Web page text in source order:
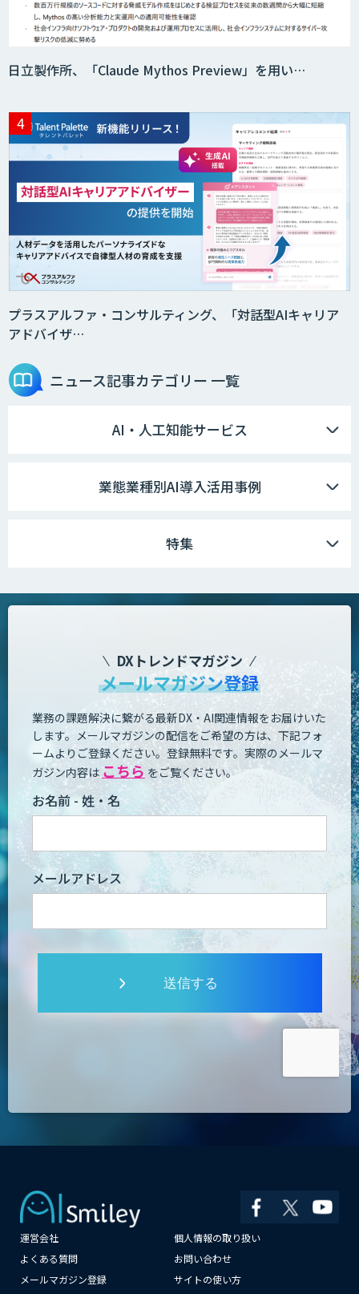
日立製作所、「Claude Mythos Preview」を用い…
プラスアルファ・コンサルティング、「対話型AIキャリア
アドバイザ…
ニュース記事カテゴリー 一覧
AI・人工知能サービス
業態業種別AI導入活用事例
特集
DXトレンドマガジン
メールマガジン登録
業務の課題解決に繋がる最新DX・AI関連情報をお届けいた
します。 メールマガジンの配信をご希望の方は、下記フォ
ームよりご登録ください。登録無料です。 実際のメールマ
ガジン内容は こちら をご覧ください。
お名前 - 姓・名
メールアドレス
送信する
運営会社
個人情報の取り扱い
よくある質問
お問い合わせ
メールマガジン登録
サイトの使い方